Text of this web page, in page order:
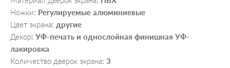
Ножки: Регулируемые алюминиевые
Цвет экрана: другие
Декор: УФ-печать и однослойная финишная УФ-
лакировка
Количество дверок экрана: 3